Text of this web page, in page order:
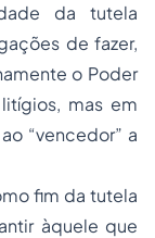
da tutela
de fazer,
o Poder
mas em
“vencedor” a
fim da tutela
àquele que